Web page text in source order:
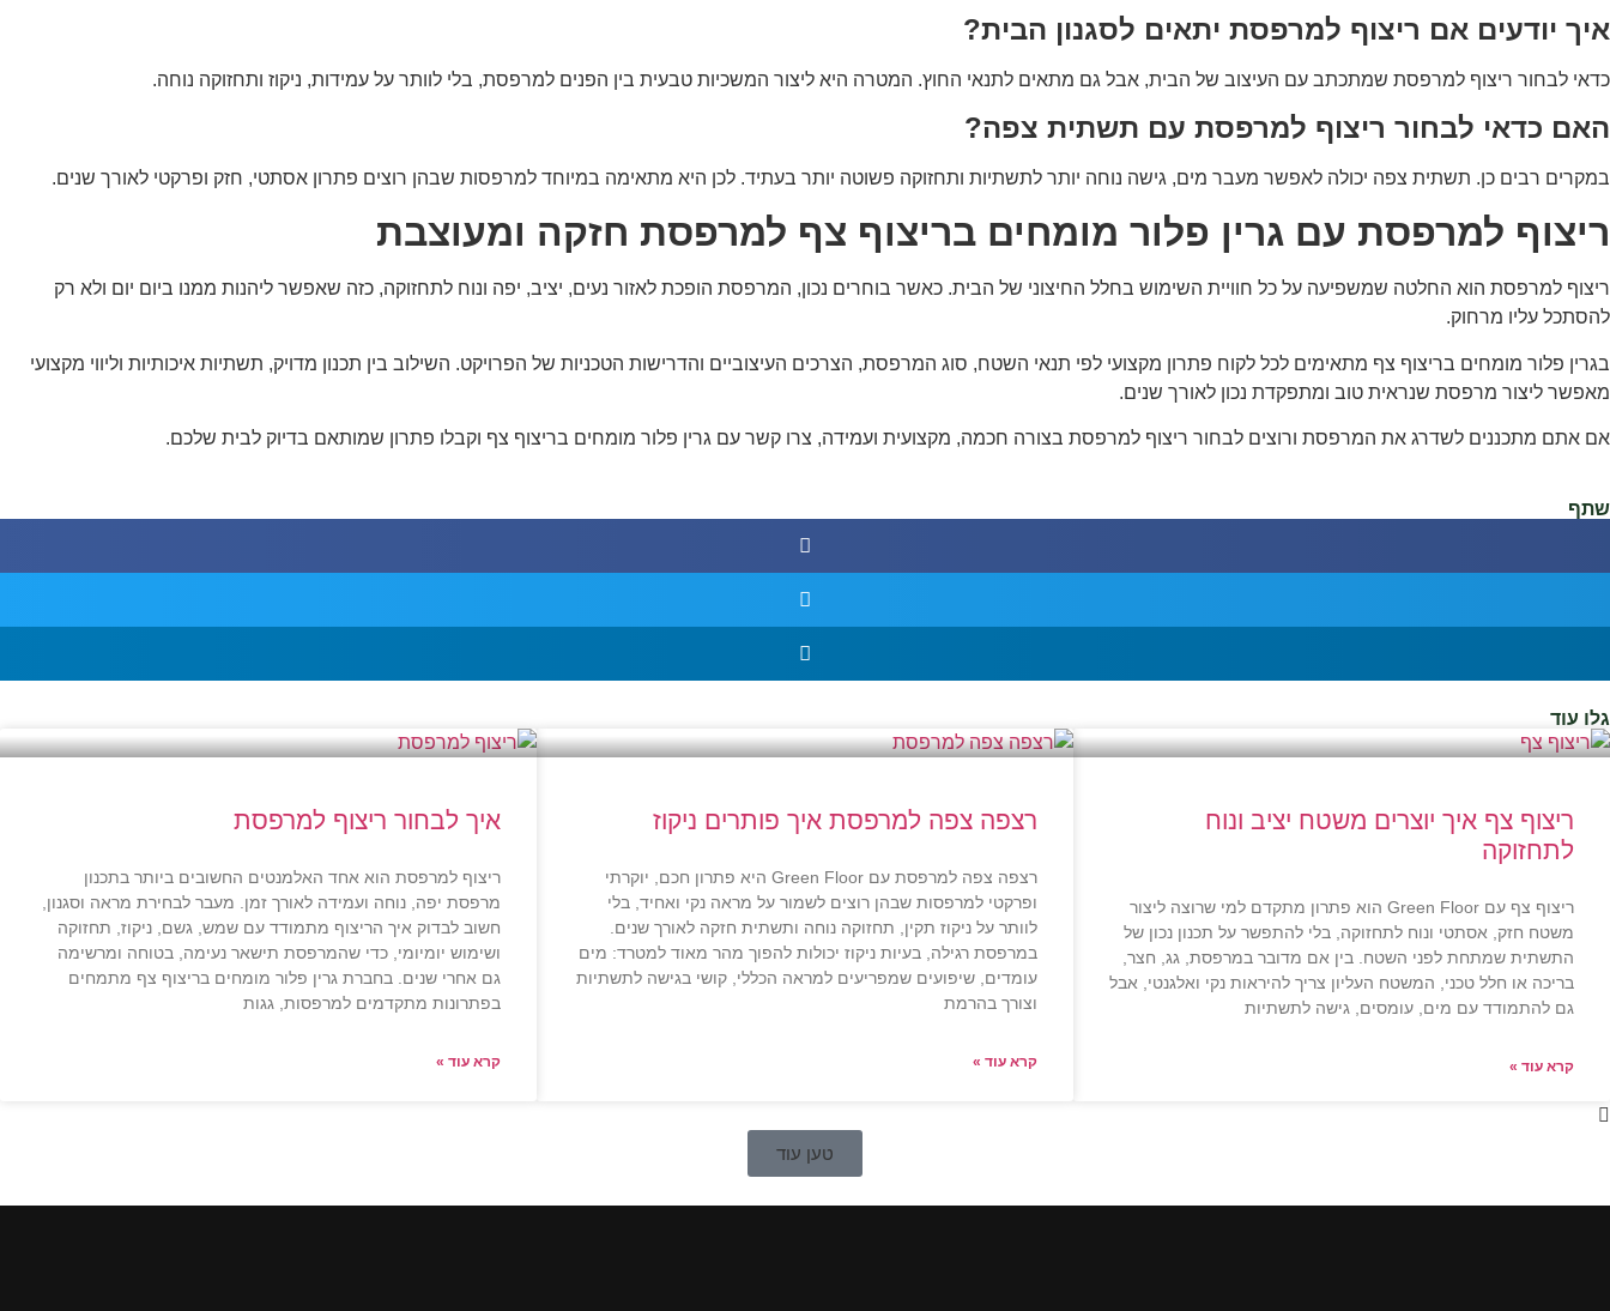
איך יודעים אם ריצוף למרפסת יתאים לסגנון הבית?
כדאי לבחור ריצוף למרפסת שמתכתב עם העיצוב של הבית, אבל גם מתאים לתנאי החוץ. המטרה היא ליצור המשכיות טבעית בין הפנים למרפסת, בלי לוותר על עמידות, ניקוז ותחזוקה נוחה.
האם כדאי לבחור ריצוף למרפסת עם תשתית צפה?
במקרים רבים כן. תשתית צפה יכולה לאפשר מעבר מים, גישה נוחה יותר לתשתיות ותחזוקה פשוטה יותר בעתיד. לכן היא מתאימה במיוחד למרפסות שבהן רוצים פתרון אסתטי, חזק ופרקטי לאורך שנים.
ריצוף למרפסת עם גרין פלור מומחים בריצוף צף למרפסת חזקה ומעוצבת
ריצוף למרפסת הוא החלטה שמשפיעה על כל חוויית השימוש בחלל החיצוני של הבית. כאשר בוחרים נכון, המרפסת הופכת לאזור נעים, יציב, יפה ונוח לתחזוקה, כזה שאפשר ליהנות ממנו ביום יום ולא רק
להסתכל עליו מרחוק.
בגרין פלור מומחים בריצוף צף מתאימים לכל לקוח פתרון מקצועי לפי תנאי השטח, סוג המרפסת, הצרכים העיצוביים והדרישות הטכניות של הפרויקט. השילוב בין תכנון מדויק, תשתיות איכותיות וליווי מקצועי
מאפשר ליצור מרפסת שנראית טוב ומתפקדת נכון לאורך שנים.
אם אתם מתכננים לשדרג את המרפסת ורוצים לבחור ריצוף למרפסת בצורה חכמה, מקצועית ועמידה, צרו קשר עם גרין פלור מומחים בריצוף צף וקבלו פתרון שמותאם בדיוק לבית שלכם.
שתף
גלו עוד
ריצוף צף איך יוצרים משטח יציב ונוח
לתחזוקה
ריצוף צף עם Green Floor הוא פתרון מתקדם למי שרוצה ליצור
משטח חזק, אסתטי ונוח לתחזוקה, בלי להתפשר על תכנון נכון של
התשתית שמתחת לפני השטח. בין אם מדובר במרפסת, גג, חצר,
בריכה או חלל טכני, המשטח העליון צריך להיראות נקי ואלגנטי, אבל
גם להתמודד עם מים, עומסים, גישה לתשתיות
קרא עוד »
רצפה צפה למרפסת איך פותרים ניקוז
רצפה צפה למרפסת עם Green Floor היא פתרון חכם, יוקרתי
ופרקטי למרפסות שבהן רוצים לשמור על מראה נקי ואחיד, בלי
לוותר על ניקוז תקין, תחזוקה נוחה ותשתית חזקה לאורך שנים.
במרפסת רגילה, בעיות ניקוז יכולות להפוך מהר מאוד למטרד: מים
עומדים, שיפועים שמפריעים למראה הכללי, קושי בגישה לתשתיות
וצורך בהרמת
קרא עוד »
איך לבחור ריצוף למרפסת
ריצוף למרפסת הוא אחד האלמנטים החשובים ביותר בתכנון
מרפסת יפה, נוחה ועמידה לאורך זמן. מעבר לבחירת מראה וסגנון,
חשוב לבדוק איך הריצוף מתמודד עם שמש, גשם, ניקוז, תחזוקה
ושימוש יומיומי, כדי שהמרפסת תישאר נעימה, בטוחה ומרשימה
גם אחרי שנים. בחברת גרין פלור מומחים בריצוף צף מתמחים
בפתרונות מתקדמים למרפסות, גגות
קרא עוד »
טען עוד